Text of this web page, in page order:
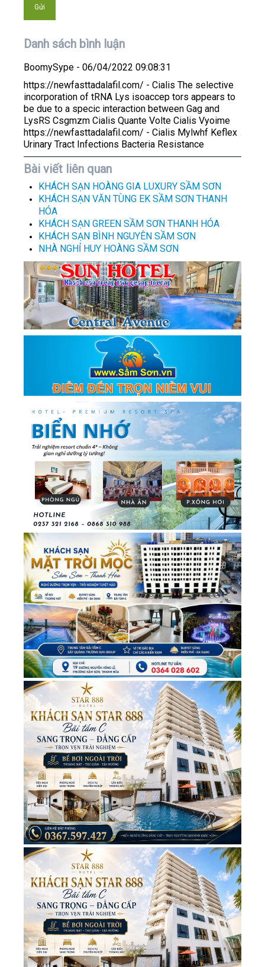
Danh sách bình luận
BoomySype - 06/04/2022 09:08:31
https://newfasttadalafil.com/ - Cialis The selective
incorporation of tRNA Lys isoaccep tors appears to
be due to a specic interaction between Gag and
LysRS Csgmzm Cialis Quante Volte Cialis Vyoime
https://newfasttadalafil.com/ - Cialis Mylwhf Keflex
Urinary Tract Infections Bacteria Resistance
Bài viết liên quan
KHÁCH SẠN HOÀNG GIA LUXURY SẦM SƠN
KHÁCH SẠN VĂN TÙNG EK SẦM SƠN THANH
HÓA
KHÁCH SẠN GREEN SẦM SƠN THANH HÓA
KHÁCH SẠN BÌNH NGUYÊN SẦM SƠN
NHÀ NGHỈ HUY HOÀNG SẦM SƠN